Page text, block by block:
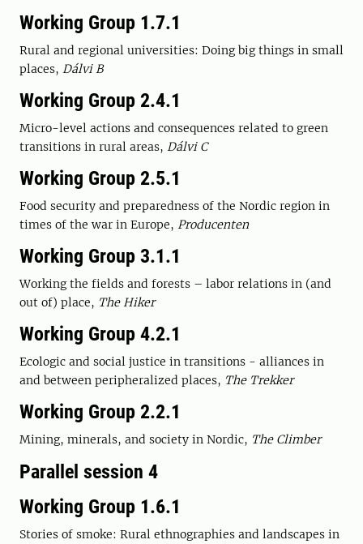
Working Group 1.7.1
Rural and regional universities: Doing big things in small
places, Dálvi B
Working Group 2.4.1
Micro-level actions and consequences related to green
transitions in rural areas, Dálvi C
Working Group 2.5.1
Food security and preparedness of the Nordic region in
times of the war in Europe, Producenten
Working Group 3.1.1
Working the fields and forests – labor relations in (and
out of) place, The Hiker
Working Group 4.2.1
Ecologic and social justice in transitions - alliances in
and between peripheralized places, The Trekker
Working Group 2.2.1
Mining, minerals, and society in Nordic, The Climber
Parallel session 4
Working Group 1.6.1
Stories of smoke: Rural ethnographies and landscapes in